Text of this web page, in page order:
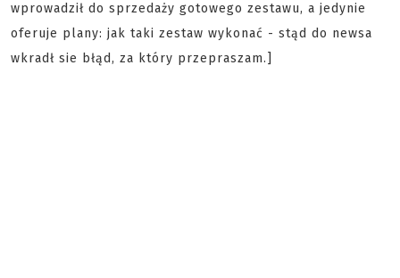
wprowadził do sprzedaży gotowego zestawu, a jedynie
oferuje plany: jak taki zestaw wykonać - stąd do newsa
wkradł sie błąd, za który przepraszam.]